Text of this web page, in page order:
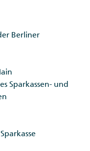
Berliner
Sparkassen- und